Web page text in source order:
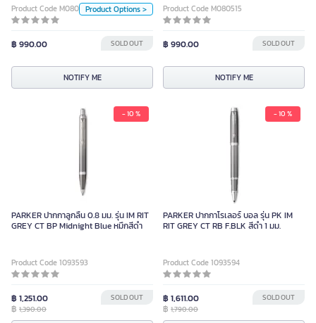
Product Code M080514Product Options >
฿ 990.00 SOLD OUT
NOTIFY ME
Piece
Product Code M080515
฿ 990.00 SOLD OUT
NOTIFY ME
- 10 %
PARKER ปากกาลูกลื่น 0.8 มม. รุ่น IM RIT
GREY CT BP Midnight Blue หมึกสีดำ
Product Code 1093593
฿ 1,251.00
฿ 1,390.00
SOLD OUT
- 10 %
PARKER ปากกาโรเลอร์ บอล รุ่น PK IM
RIT GREY CT RB F.BLK สีดำ 1 มม.
Product Code 1093594
฿ 1,611.00
฿ 1,790.00
SOLD OUT